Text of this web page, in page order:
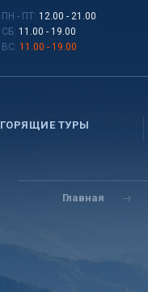
ПН - ПТ: 12.00 - 21.00
СБ: 11.00 - 19.00
ВС: 11.00 - 19.00
ГОРЯЩИЕ ТУРЫ
Главная